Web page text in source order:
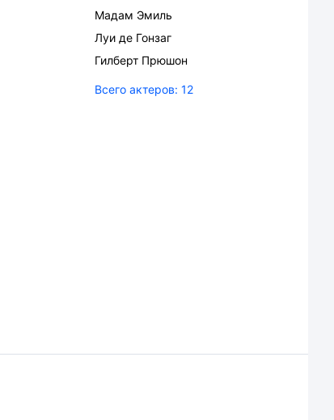
Мадам Эмиль
Луи де Гонзаг
Гилберт Прюшон
Всего актеров: 12